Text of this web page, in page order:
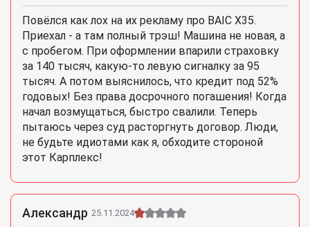
Повёлся как лох на их рекламу про BAIC X35.
Приехал - а там полный трэш! Машина не новая, а
с пробегом. При оформлении впарили страховку
за 140 тысяч, какую-то левую сигналку за 95
тысяч. А потом выяснилось, что кредит под 52%
годовых! Без права досрочного погашения! Когда
начал возмущаться, быстро свалили. Теперь
пытаюсь через суд расторгнуть договор. Люди,
не будьте идиотами как я, обходите стороной
этот Карплекс!
Александр 25.11.2024